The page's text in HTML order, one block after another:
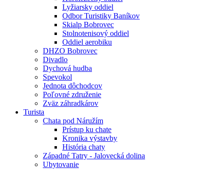
Lyžiarsky oddiel
Odbor Turistiky Baníkov
Skialp Bobrovec
Stolnotenisový oddiel
Oddiel aerobiku
DHZO Bobrovec
Divadlo
Dychová hudba
Spevokol
Jednota dôchodcov
Poľovné združenie
Zväz záhradkárov
Turista
Chata pod Náružím
Prístup ku chate
Kronika výstavby
História chaty
Západné Tatry - Jalovecká dolina
Ubytovanie